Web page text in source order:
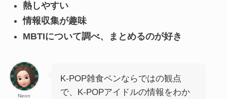
熱しやすい
情報収集が趣味
MBTIについて調べ、まとめるのが好き
Neon
K-POP雑食ペンならではの観点
で、K-POPアイドルの情報をわか